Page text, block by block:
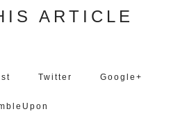
ARTICLE
Twitter Google+